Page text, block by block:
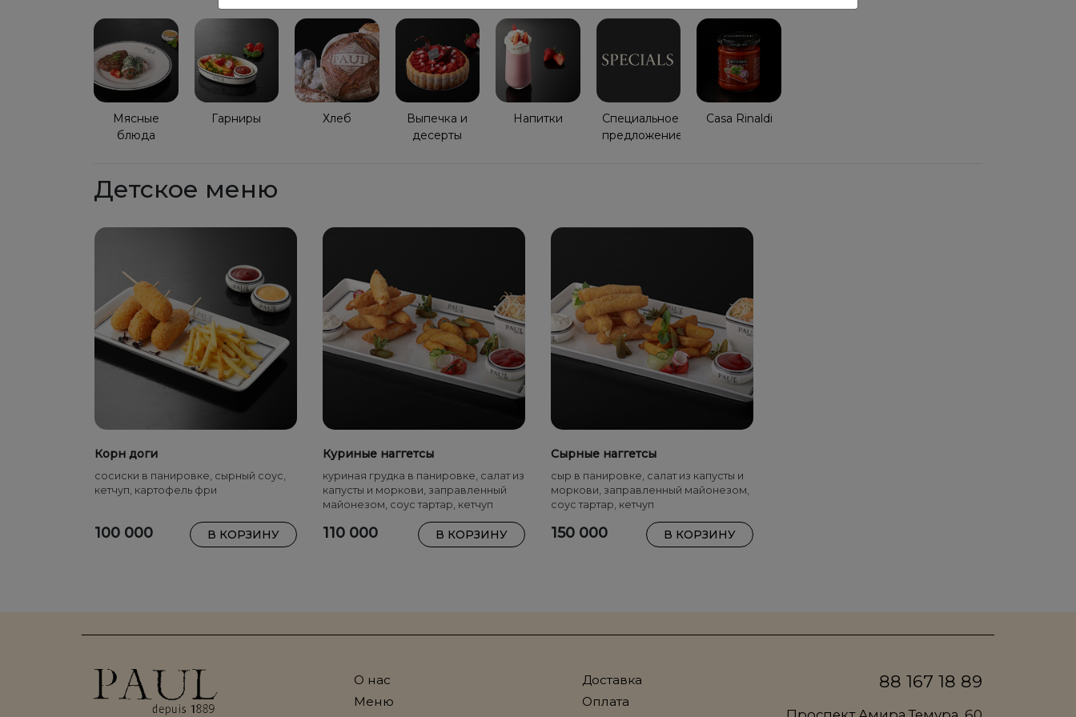
Мясные
блюда
Гарниры Хлеб
Выпечка и
десерты
Напитки
Специaльное
прeдложение
Casa Rinaldi
Детское меню
Корн доги
сосиски в панировке, сырный соус,
кетчуп, картофель фри
100 000 В КОРЗИНУ
Куриные наггетсы
куриная грудка в панировке, салат из
капусты и моркови, заправленный
майонезом, соус тартар, кетчуп
110 000 В КОРЗИНУ
Сырные наггетсы
сыр в панировке, салат из капусты и
моркови, заправленный майонезом,
соус тартар, кетчуп
150 000 В КОРЗИНУ
О нас
Меню
Доставка
Оплата
88 167 18 89